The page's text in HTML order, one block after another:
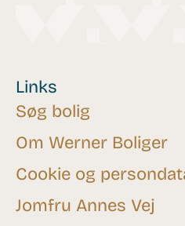
Links
Søg bolig
Om Werner Boliger
Cookie og
Jomfru Annes Vej